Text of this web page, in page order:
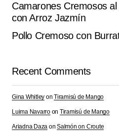
Camarones Cremosos
con Arroz Jazmín
Pollo Cremoso con
Recent Comments
Gina Whitley onTiramisú de Mango
Luima Navarroon Tiramisú de Mango
Ariadna Daza onSalmón on Croute